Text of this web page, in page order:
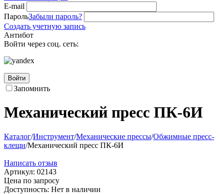
E-mail
ПарольЗабыли пароль?
Создать учетную запись
Антибот
Войти через соц. сеть:
Войти
Запомнить
Механический пресс ПК-6И
Каталог/Инструмент/Механические прессы/Обжимные пресс-
клещи/Механический пресс ПК-6И
Написать отзыв
Артикул: 02143
Цена по запросу
Доступность: Нет в наличии